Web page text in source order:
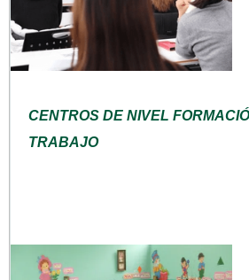
CENTROS DE NIVEL
TRABAJO